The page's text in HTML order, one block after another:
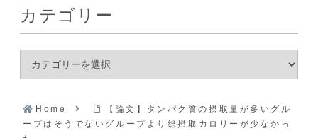
カテゴリー
Home
【論文】タンパク質の摂取量が多いグル
ープはそうでないグループより総摂取カロリーが少なかっ